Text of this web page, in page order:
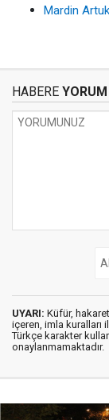
Mardin
HABERE
UYARI: Küfür,
içeren, imla kuralları
Türkçe karakter
onaylanmamaktadır.